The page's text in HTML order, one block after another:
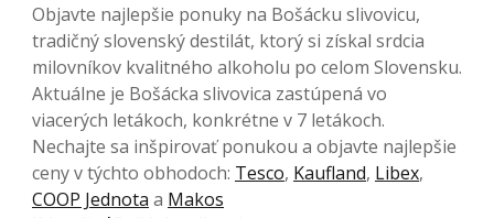
Objavte najlepšie ponuky na Bošácku slivovicu,
tradičný slovenský destilát, ktorý si získal srdcia
milovníkov kvalitného alkoholu po celom Slovensku.
Aktuálne je Bošácka slivovica zastúpená vo
viacerých letákoch, konkrétne v 7 letákoch.
Nechajte sa inšpirovať ponukou a objavte najlepšie
ceny v týchto obhodoch: Tesco, Kaufland, Libex,
COOP Jednota a Makos